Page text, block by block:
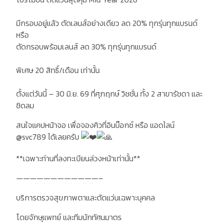
มีกรอบอยู่แล้ว ตัดเลนส์อย่างเดียว ลด 20% ทุกรุ่นทุกแบรนด์
หรือ
ตัดกรอบพร้อมเลนส์ ลด 30% ทุกรุ่นทุกแบรนด์
พิเศษ 20 สิทธิ์/เดือน เท่านั้น
ตั้งแต่วันนี้ – 30 มิ.ย. 69 ที่ศุภฤกษ์ วิชชั่น ทั้ง 2 สาขารัชดา และ
ชิดลม
สนใจแคปหน้าจอ เพื่อจองคิวที่อินบ๊อกซ์ หรือ แอดไลน์
@svc789 ได้เลยครับ
**เฉพาะท่านที่ลงทะเบียนล่วงหน้าเท่านั้น**
————————————–
บริการตรวจสุขภาพตาและตัดแว่นเฉพาะบุคคล
โดยจักษุแพทย์ และทีมนักทัศนมาตร